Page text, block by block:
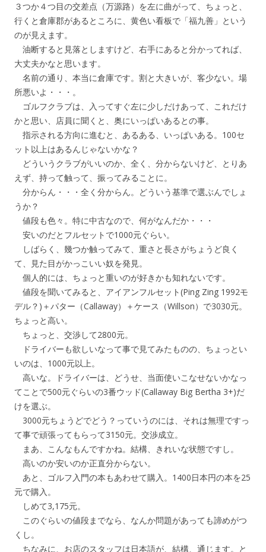
３つか４つ目の交差点（万源路）を左に曲がって、ちょっと、
行くと倉庫郡があるところに、黄色い看板で「福九善」という
のが見えます。
油断すると見落としますけど、右手にあると分かってれば、
大丈夫かなと思います。
名前の通り、本当に倉庫です。割と大きいが、客少ない。場
所悪いよ・・・。
ゴルフクラブは、入ってすぐ左に少しだけあって、これだけ
かと思い、店員に聞くと、奥にいっぱいあるとの事。
指示される方向に進むと、あるある、いっぱいある。100セ
ット以上はあるんじゃないかな？
どういうクラブがいいのか、全く、分からないけど、とりあ
えず、持って触って、振ってみることに。
分からん・・・全く分からん。どういう基準で選ぶんでしょ
うか？
値段も色々。特に中古なので、何がなんだか・・・
安いのだとフルセットで1000元ぐらい。
しばらく、幾つか触ってみて、重さと長さがちょうど良く
て、見た目がかっこいい奴を発見。
個人的には、ちょっと重いのが好きかも知れないです。
値段を聞いてみると、アイアンフルセット(Ping Zing 1992モ
デル？)＋パター（Callaway）＋ケース（Willson）で3030元。
ちょっと高い。
ちょっと、交渉して2800元。
ドライバーも欲しいなって事で見てみたものの、ちょっとい
いのは、1000元以上。
高いな。ドライバーは、どうせ、当面使いこなせないかなっ
てことで500元ぐらいの3番ウッド(Callaway Big Bertha 3+)だ
けを選ぶ。
3000元ちょうどでどう？っていうのには、それは無理ですっ
て事で頑張ってもらって3150元。交渉成立。
まあ、こんなもんですかね。結構、きれいな状態ですし。
高いのか安いのか正直分からない。
あと、ゴルフ入門の本もあわせて購入。1400日本円の本を25
元で購入。
しめて3,175元。
このぐらいの値段までなら、なんか問題があっても諦めがつ
くし。
ちなみに、お店のスタッフは日本語が、結構、通じます。と